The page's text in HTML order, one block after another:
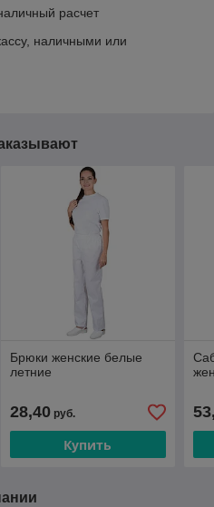
расчет
наличными или
Брюки женские белые
летние
28,40руб.
Купить